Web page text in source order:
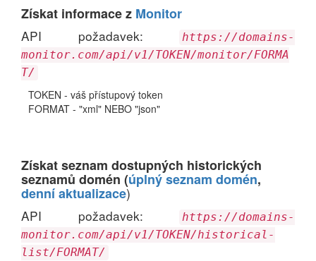
Získat informace z Monitor
API požadavek:
https://domains-
monitor.com/api/v1/TOKEN/monitor/FORMA
T/
TOKEN - váš přístupový token
FORMAT - "xml" NEBO "json"
Získat seznam dostupných historických
seznamů domén (úplný seznam domén,
denní aktualizace)
API požadavek:
https://domains-
monitor.com/api/v1/TOKEN/historical-
list/FORMAT/